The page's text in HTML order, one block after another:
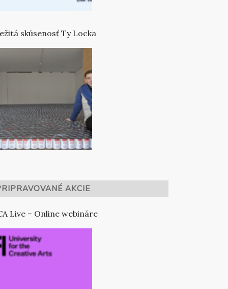
skúsenosť Ty Locka
AKCIE
Live – Online webináre